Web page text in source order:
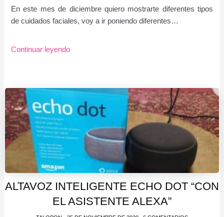
En este mes de diciembre quiero mostrarte diferentes tipos
de cuidados faciales, voy a ir poniendo diferentes…
Continuar leyendo
ALTAVOZ INTELIGENTE ECHO DOT “CON
EL ASISTENTE ALEXA”